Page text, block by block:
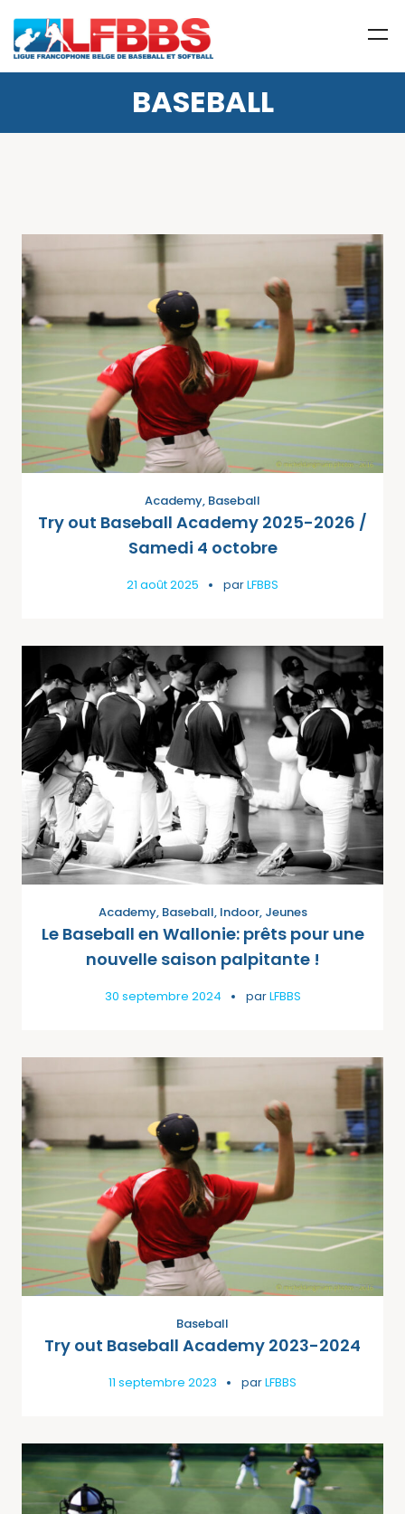
BASEBALL
Academy, Baseball
Try out Baseball Academy 2025-2026 /
Samedi 4 octobre
21 août 2025 parLFBBS
Academy, Baseball, Indoor, Jeunes
Le Baseball en Wallonie: prêts pour une
nouvelle saison palpitante !
30 septembre 2024 parLFBBS
Baseball
Try out Baseball Academy 2023-2024
11 septembre 2023 parLFBBS